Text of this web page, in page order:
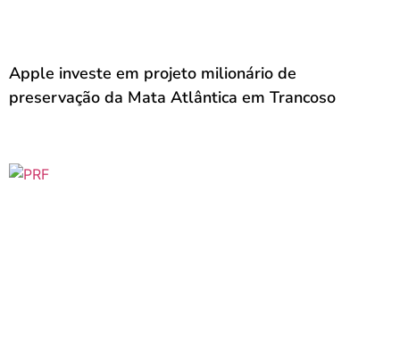
Apple investe em projeto milionário de
preservação da Mata Atlântica em Trancoso